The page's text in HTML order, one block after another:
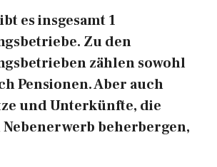
es insgesamt 1
Zu den
zählen sowohl
Pensionen. Aber auch
und Unterkünfte, die
Nebenerwerb beherbergen,